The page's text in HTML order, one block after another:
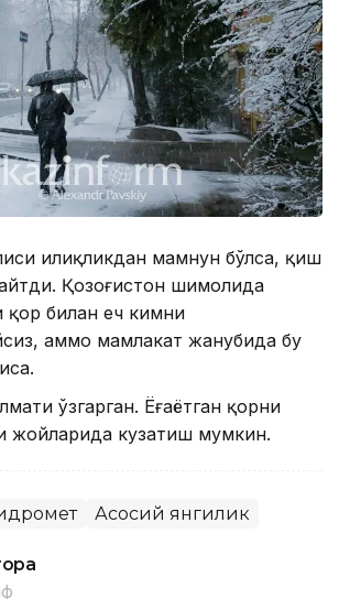
илиқликдан мамнун бўлса, қиш
Қозоғистон шимолида
билан ҳеч кимни
аммо мамлакат жанубида бу
ўзгарган. Ёғаётган қорни
жойларида кузатиш мумкин.
Асосий янгилик